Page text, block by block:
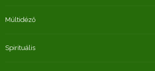
Múltidéző
Spirituális